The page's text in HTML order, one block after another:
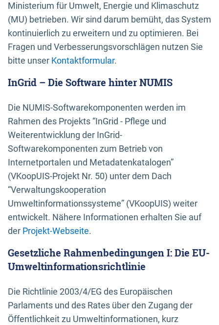
Ministerium für Umwelt, Energie und Klimaschutz
(MU) betrieben. Wir sind darum bemüht, das System
kontinuierlich zu erweitern und zu optimieren. Bei
Fragen und Verbesserungsvorschlägen nutzen Sie
bitte unser Kontaktformular.
InGrid – Die Software hinter NUMIS
Die NUMIS-Softwarekomponenten werden im
Rahmen des Projekts “InGrid - Pflege und
Weiterentwicklung der InGrid-
Softwarekomponenten zum Betrieb von
Internetportalen und Metadatenkatalogen”
(VKoopUIS-Projekt Nr. 50) unter dem Dach
“Verwaltungskooperation
Umweltinformationssysteme” (VKoopUIS) weiter
entwickelt. Nähere Informationen erhalten Sie auf
der Projekt-Webseite.
Gesetzliche Rahmenbedingungen I: Die EU-
Umweltinformationsrichtlinie
Die Richtlinie 2003/4/EG des Europäischen
Parlaments und des Rates über den Zugang der
Öffentlichkeit zu Umweltinformationen, kurz